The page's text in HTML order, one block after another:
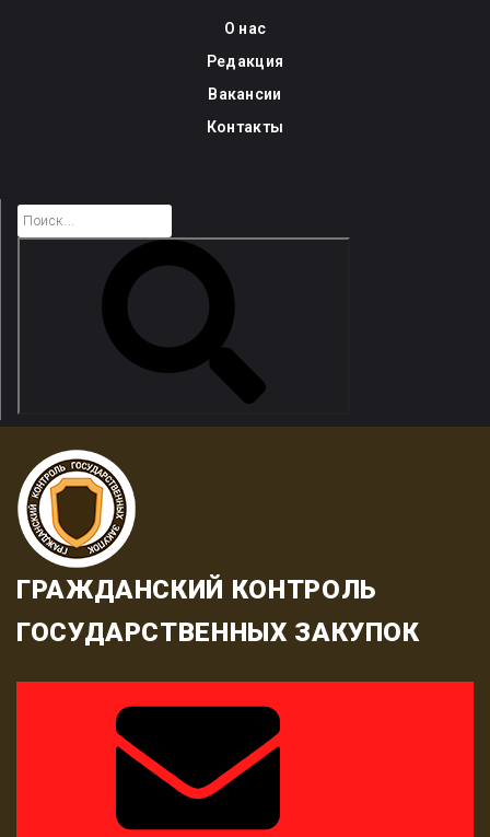
О нас
Редакция
Вакансии
Контакты
ГРАЖДАНСКИЙ КОНТРОЛЬ
ГОСУДАРСТВЕННЫХ ЗАКУПОК